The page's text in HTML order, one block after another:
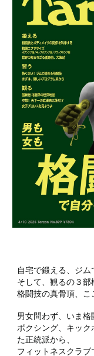
自宅で鍛える、ジム
そして、観るの３部
格闘技の真骨頂、こ
男女問わず、いま格
ボクシング、キッ
た正統派から、
フィットネスクラブ